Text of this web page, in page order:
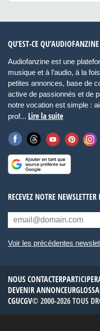
QU’EST-CE
Audiofanzine est une
musique et à l’audio, à la
petites annonces, base de
active de passionnés et de
notre vocation est simple :
prof... Lire la suite
RECEVEZ NOTRE
Voir les précédentes
NOUS CONTACTERPARTICIPER
DEVENIR ANNONCEUR
CGUCGV© 2000-2026 TOUS